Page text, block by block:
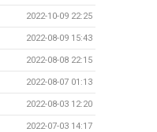
2022-10-09 22:25
2022-08-09 15:43
2022-08-08 22:15
2022-08-07 01:13
2022-08-03 12:20
2022-07-03 14:17